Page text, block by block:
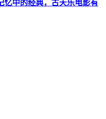
忆中的经典，古天乐电影有